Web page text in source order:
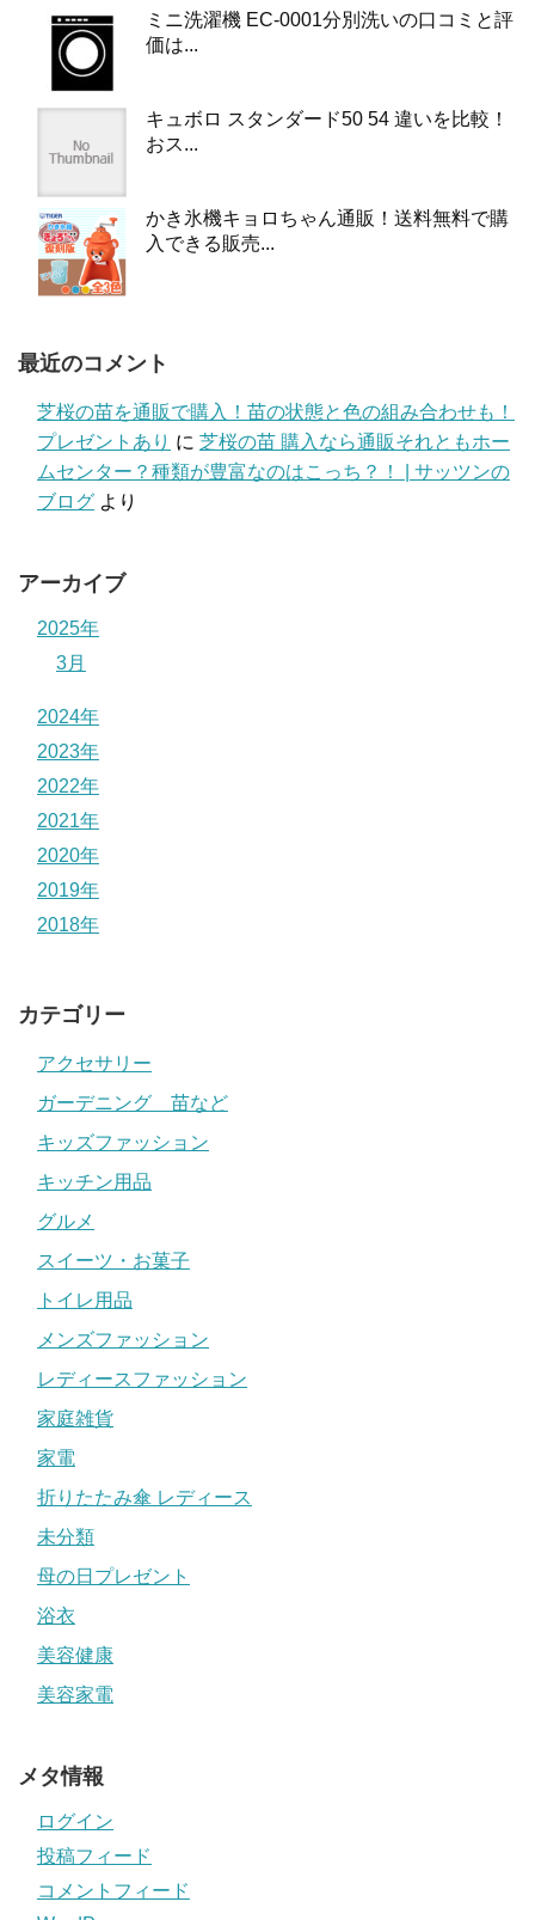
ミニ洗濯機 EC-0001分別洗いの口コミと評
価は...
キュボロ スタンダード50 54 違いを比較！
おス...
かき氷機キョロちゃん通販！送料無料で購
入できる販売...
最近のコメント
芝桜の苗を通販で購入！苗の状態と色の組み合わせも！
プレゼントあり に 芝桜の苗 購入なら通販それともホー
ムセンター？種類が豊富なのはこっち？！ | サッツンの
ブログ より
アーカイブ
2025年
3月
2024年
2023年
2022年
2021年
2020年
2019年
2018年
カテゴリー
アクセサリー
ガーデニング 苗など
キッズファッション
キッチン用品
グルメ
スイーツ・お菓子
トイレ用品
メンズファッション
レディースファッション
家庭雑貨
家電
折りたたみ傘 レディース
未分類
母の日プレゼント
浴衣
美容健康
美容家電
メタ情報
ログイン
投稿フィード
コメントフィード